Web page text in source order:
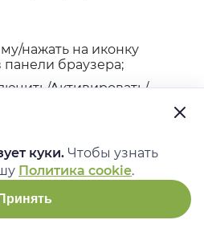
нажать на иконку
браузера;
Активировать/
для подключения;
и появления
подключен.
серфить и не бояться,
куки. Чтобы узнать
Политика cookie.
Принять